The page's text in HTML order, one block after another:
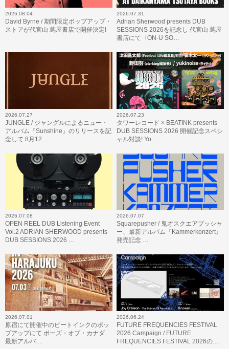
2026.08.04
David Byrne / 期間限定ポップアップ・
ストアが代官山 蔦屋書店で開催決定!
2026.07.31
Adrian Sherwood presents DUB
SESSIONS 2026を記念し 代官山 蔦屋
書店にて〈ON-U SO…
2026.07.27
JUNGLE / ジャングルによるニュー・
アルバム『Sunshine』のリリースを記
念して 8月12…
2026.07.23
タワーレコード × BEATINK presents
DUB SESSIONS 2026 開催記念スペシ
ャル対談! Yo…
2026.07.08
OPEN REEL DUB Listening Event
Vol.2 ADRIAN SHERWOOD presents
DUB SESSIONS 2026 …
2026.07.07
Squarepusher / 鬼才スクエアプッシャ
ー、最新アルバム『Kammerkonzert』
発売記念 …
2026.07.01
原宿にて開催中のビートインクのポッ
プアップにて ボーズ・オブ・カナダ
最新アルバ…
2026.06.24
FUTURE FREQUENCIES FESTIVAL
2026 Campaign / FUTURE
FREQUENCIES FESTIVAL 2026の…